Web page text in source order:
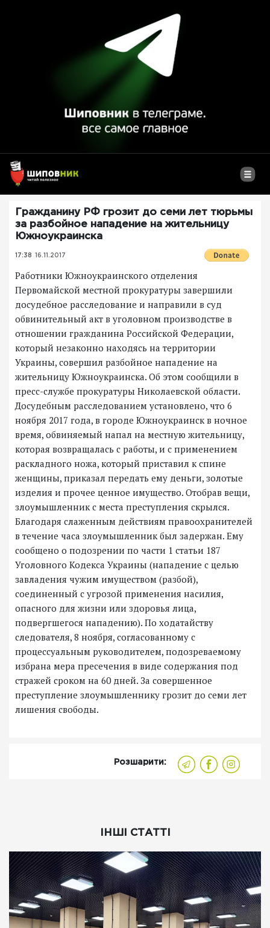
Гражданину РФ грозит до семи лет тюрьмы
за разбойное нападение на жительницу
Южноукраинска
17:38 16.11.2017
Работники Южноукраинского отделения
Первомайской местной прокуратуры завершили
досудебное расследование и направили в суд
обвинительный акт в уголовном производстве в
отношении гражданина Российской Федерации,
который незаконно находясь на территории
Украины, совершил разбойное нападение на
жительницу Южноукраинска. Об этом сообщили в
пресс-службе прокуратуры Николаевской области.
Досудебным расследованием установлено, что 6
ноября 2017 года, в городе Южноукраинск в ночное
время, обвиняемый напал на местную жительницу,
которая возвращалась с работы, и с применением
раскладного ножа, который приставил к спине
женщины, приказал передать ему деньги, золотые
изделия и прочее ценное имущество. Отобрав вещи,
злоумышленник с места преступления скрылся.
Благодаря слаженным действиям правоохранителей
в течение часа злоумышленник был задержан. Ему
сообщено о подозрении по части 1 статьи 187
Уголовного Кодекса Украины (нападение с целью
завладения чужим имуществом (разбой),
соединенный с угрозой применения насилия,
опасного для жизни или здоровья лица,
подвергшегося нападению). По ходатайству
следователя, 8 ноября, согласованному с
процессуальным руководителем, подозреваемому
избрана мера пресечения в виде содержания под
стражей сроком на 60 дней. За совершенное
преступление злоумышленнику грозит до семи лет
лишения свободы.
Розшарити:
ІНШІ СТАТТІ